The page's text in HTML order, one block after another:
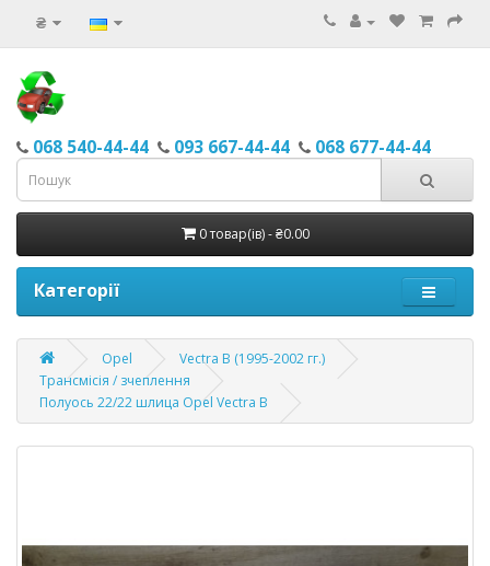
₴
068 540-44-44 093 667-44-44 068 677-44-44
0 товар(ів) - ₴0.00
Категорії
Opel
Vectra B (1995-2002 гг.)
Трансмісія / зчеплення
Полуось 22/22 шлица Opel Vectra B